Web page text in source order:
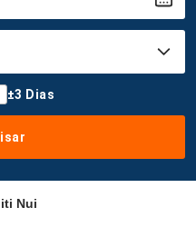
±3 Dias
Nui